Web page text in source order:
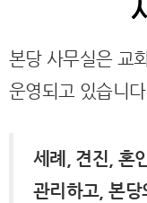
본당 사무실은 교
운영되고 있습니
세례, 견진, 혼
관리하고, 본